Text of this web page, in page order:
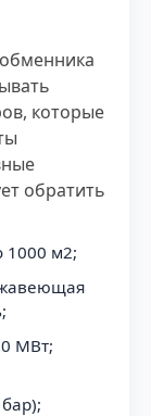
которые
обратить
1000 м2;
МВт;